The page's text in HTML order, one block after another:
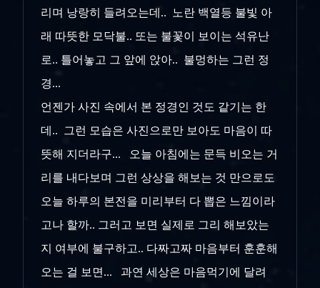
리며 낭랑히 들려오는데.. 노란 백열등 불빛 아
래 따뜻한 모닥불.. 또는 불꽃이 보이는 석유난
로.. 틀어놓고 그 앞에 앉아.. 불멍하는 그런 정
경...
언젠가 사진 속에서 본 정경인 것도 같기는 한
데.. 그런 모습은 사진으로만 보아도 마음이 따
뜻해 지더라구... 오늘 아침에는 문득 비오는 거
리를 내다보며 그런 상상을 해보는 것 만으로도
오늘 하루의 본전을 미리부터 다 뽑은 느낌이라
고나 할까.. 그러고 보면 실제로 그리 해보았는
지 여부에 불구하고.. 다짜고짜 마음부터 훈훈해
오는 걸 보면... 과연 세상은 마음먹기에 달려